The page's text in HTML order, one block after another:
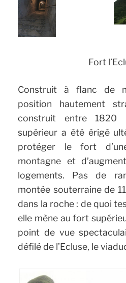
Fort
Construit à flanc de
position hautement
construit entre
supérieur a été érigé
protéger le fort
montagne et
logements. Pas de
montée souterraine de
dans la roche : de quoi
elle mène au fort
point de vue
défilé de l’Ecluse, le